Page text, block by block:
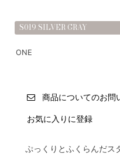
S019 SILVER GRAY
ONE
商品についてのお問
お気に入りに登録
ぷっくりとふくらんだス